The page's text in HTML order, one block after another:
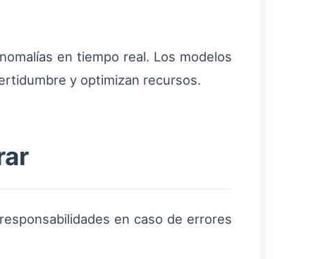
en tiempo real. Los modelos
y optimizan recursos.
en caso de errores